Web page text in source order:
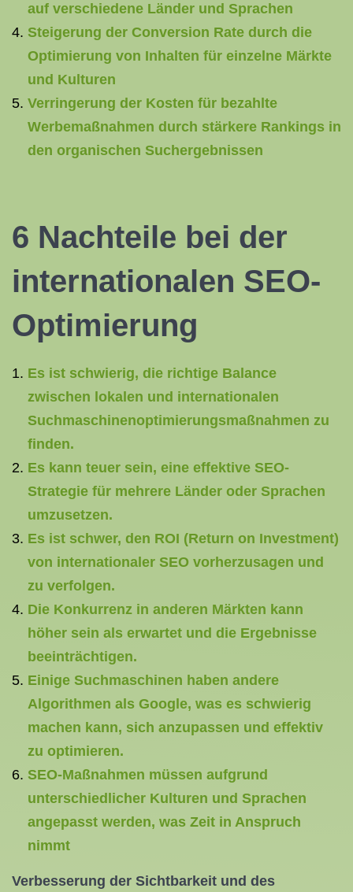
auf verschiedene Länder und Sprachen
Steigerung der Conversion Rate durch die
Optimierung von Inhalten für einzelne Märkte
und Kulturen
Verringerung der Kosten für bezahlte
Werbemaßnahmen durch stärkere Rankings in
den organischen Suchergebnissen
6 Nachteile bei der
internationalen SEO-
Optimierung
Es ist schwierig, die richtige Balance
zwischen lokalen und internationalen
Suchmaschinenoptimierungsmaßnahmen zu
finden.
Es kann teuer sein, eine effektive SEO-
Strategie für mehrere Länder oder Sprachen
umzusetzen.
Es ist schwer, den ROI (Return on Investment)
von internationaler SEO vorherzusagen und
zu verfolgen.
Die Konkurrenz in anderen Märkten kann
höher sein als erwartet und die Ergebnisse
beeinträchtigen.
Einige Suchmaschinen haben andere
Algorithmen als Google, was es schwierig
machen kann, sich anzupassen und effektiv
zu optimieren.
SEO-Maßnahmen müssen aufgrund
unterschiedlicher Kulturen und Sprachen
angepasst werden, was Zeit in Anspruch
nimmt
Verbesserung der Sichtbarkeit und des